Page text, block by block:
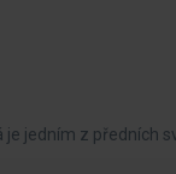
jedním z předních